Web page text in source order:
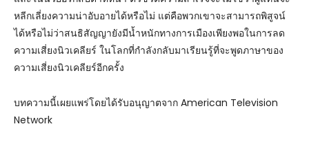
หลีกเลี่ยงความน่าอับอายได้หรือไม่ แต่คือพวกเขาจะสามารถพิสูจน์
ได้หรือไม่ว่าสนธิสัญญายังมีน้ำหนักทางการเมืองเพียงพอในการลด
ความเสี่ยงนิวเคลียร์ ในโลกที่กำลังกลับมาเรียนรู้ที่จะพูดภาษาของ
ความเสี่ยงนิวเคลียร์อีกครั้ง
บทความนี้เผยแพร่โดยได้รับอนุญาตจาก American Television
Network